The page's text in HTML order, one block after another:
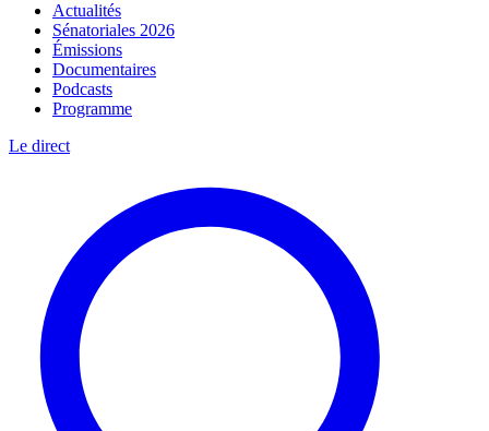
Actualités
Sénatoriales 2026
Émissions
Documentaires
Podcasts
Programme
Le direct